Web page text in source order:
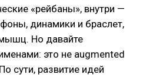
«рейбаны», внутри —
динамики и браслет,
Но давайте
это не augmented
сути, развитие идей